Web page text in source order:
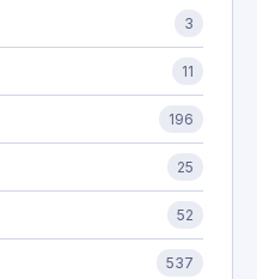
3
11
196
25
52
537